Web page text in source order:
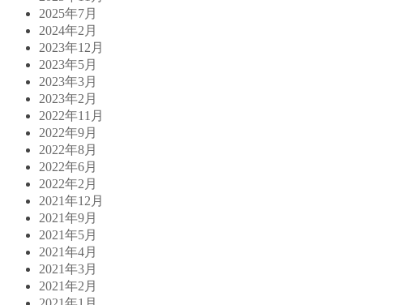
2025年7月
2024年2月
2023年12月
2023年5月
2023年3月
2023年2月
2022年11月
2022年9月
2022年8月
2022年6月
2022年2月
2021年12月
2021年9月
2021年5月
2021年4月
2021年3月
2021年2月